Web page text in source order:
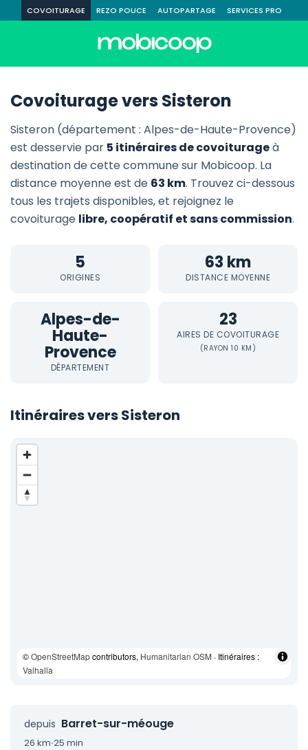
COVOITURAGE REZO POUCE AUTOPARTAGE SERVICES PRO
Covoiturage vers Sisteron
Sisteron (département : Alpes-de-Haute-Provence)
est desservie par 5 itinéraires de covoiturageà
destination de cette commune sur Mobicoop. La
distance moyenne est de 63 km. Trouvez ci-dessous
tous les trajets disponibles, et rejoignez le
covoiturage libre, coopératif et sans commission.
5
ORIGINES
63 km
DISTANCE MOYENNE
Alpes-de-
Haute-
Provence
DÉPARTEMENT
23
AIRES DE COVOITURAGE
(RAYON 10 KM)
Itinéraires vers Sisteron
©OpenStreetMapcontributors, Humanitarian OSM · Itinéraires :
Valhalla
depuis Barret-sur-méouge
26 km·25 min